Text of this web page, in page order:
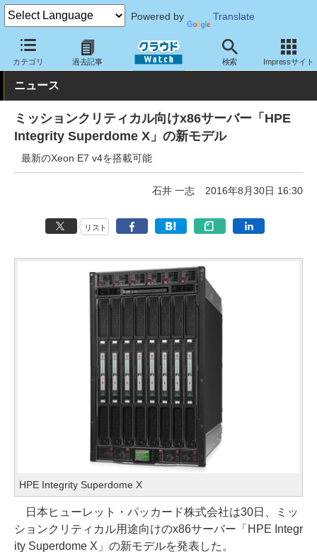
Powered by Translate
カテゴリ 過去記事 検索 Impressサイト
クラウド Watch ハード・インフラ ハードウェア サーバー
ニュース
ミッションクリティカル向けx86サーバー「HPE
Integrity Superdome X」の新モデル
最新のXeon E7 v4を搭載可能
石井 一志 2016年8月30日 16:30
リスト
HPE Integrity Superdome X
日本ヒューレット・パッカード株式会社は30日、ミッ
ションクリティカル用途向けのx86サーバー「HPE Integr
ity Superdome X」の新モデルを発表した。